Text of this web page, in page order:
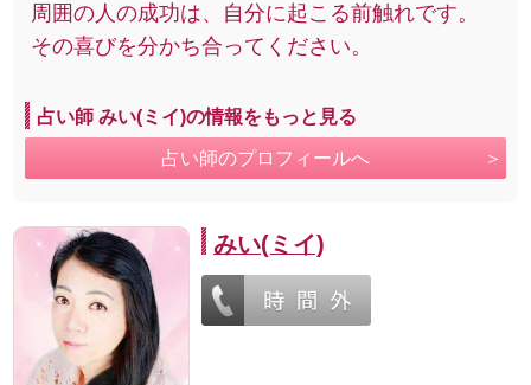
周囲の人の成功は、自分に起こる前触れです。
その喜びを分かち合ってください。
占い師 みい(ミイ)の情報をもっと見る
占い師のプロフィールへ
みい(ミイ)